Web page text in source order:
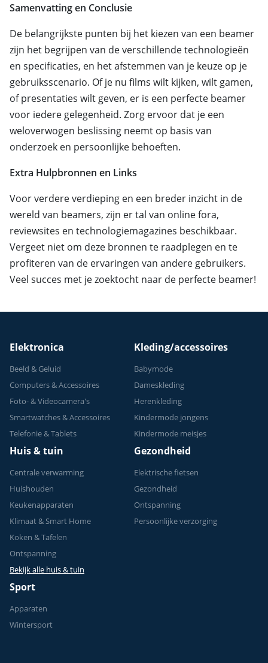
Samenvatting en Conclusie
De belangrijkste punten bij het kiezen van een beamer
zijn het begrijpen van de verschillende technologieën
en specificaties, en het afstemmen van je keuze op je
gebruiksscenario. Of je nu films wilt kijken, wilt gamen,
of presentaties wilt geven, er is een perfecte beamer
voor iedere gelegenheid. Zorg ervoor dat je een
weloverwogen beslissing neemt op basis van
onderzoek en persoonlijke behoeften.
Extra Hulpbronnen en Links
Voor verdere verdieping en een breder inzicht in de
wereld van beamers, zijn er tal van online fora,
reviewsites en technologiemagazines beschikbaar.
Vergeet niet om deze bronnen te raadplegen en te
profiteren van de ervaringen van andere gebruikers.
Veel succes met je zoektocht naar de perfecte beamer!
Elektronica
Beeld & Geluid
Computers & Accessoires
Foto- & Videocamera's
Smartwatches & Accessoires
Telefonie & Tablets
Kleding/accessoires
Babymode
Dameskleding
Herenkleding
Kindermode jongens
Kindermode meisjes
Huis & tuin
Centrale verwarming
Huishouden
Keukenapparaten
Klimaat & Smart Home
Koken & Tafelen
Ontspanning
Bekijk alle huis & tuin
Gezondheid
Elektrische fietsen
Gezondheid
Ontspanning
Persoonlijke verzorging
Sport
Apparaten
Wintersport